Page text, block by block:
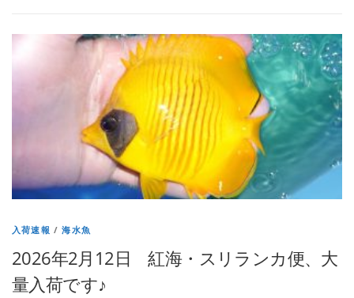
入荷速報 /海水魚
2026年2月12日 紅海・スリランカ便、大
量入荷です♪